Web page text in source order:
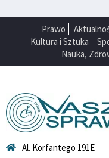
Prawo
Kultura i Sztuka
Nauka,
Al. Korfantego 191E